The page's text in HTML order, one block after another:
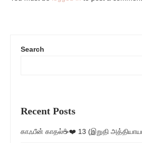
Search
Recent Posts
காஃபீன் காதல்☕❤️ 13 (இறுதி